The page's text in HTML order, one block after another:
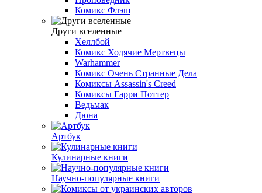
Комикс Флэш
Други вселенные
Хеллбой
Комикс Ходячие Мертвецы
Warhammer
Комикс Очень Странные Дела
Комиксы Assassin's Creed
Комиксы Гарри Поттер
Ведьмак
Дюна
Артбук
Кулинарные книги
Научно-популярные книги